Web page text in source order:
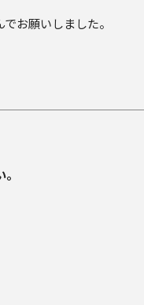
お願いしました。